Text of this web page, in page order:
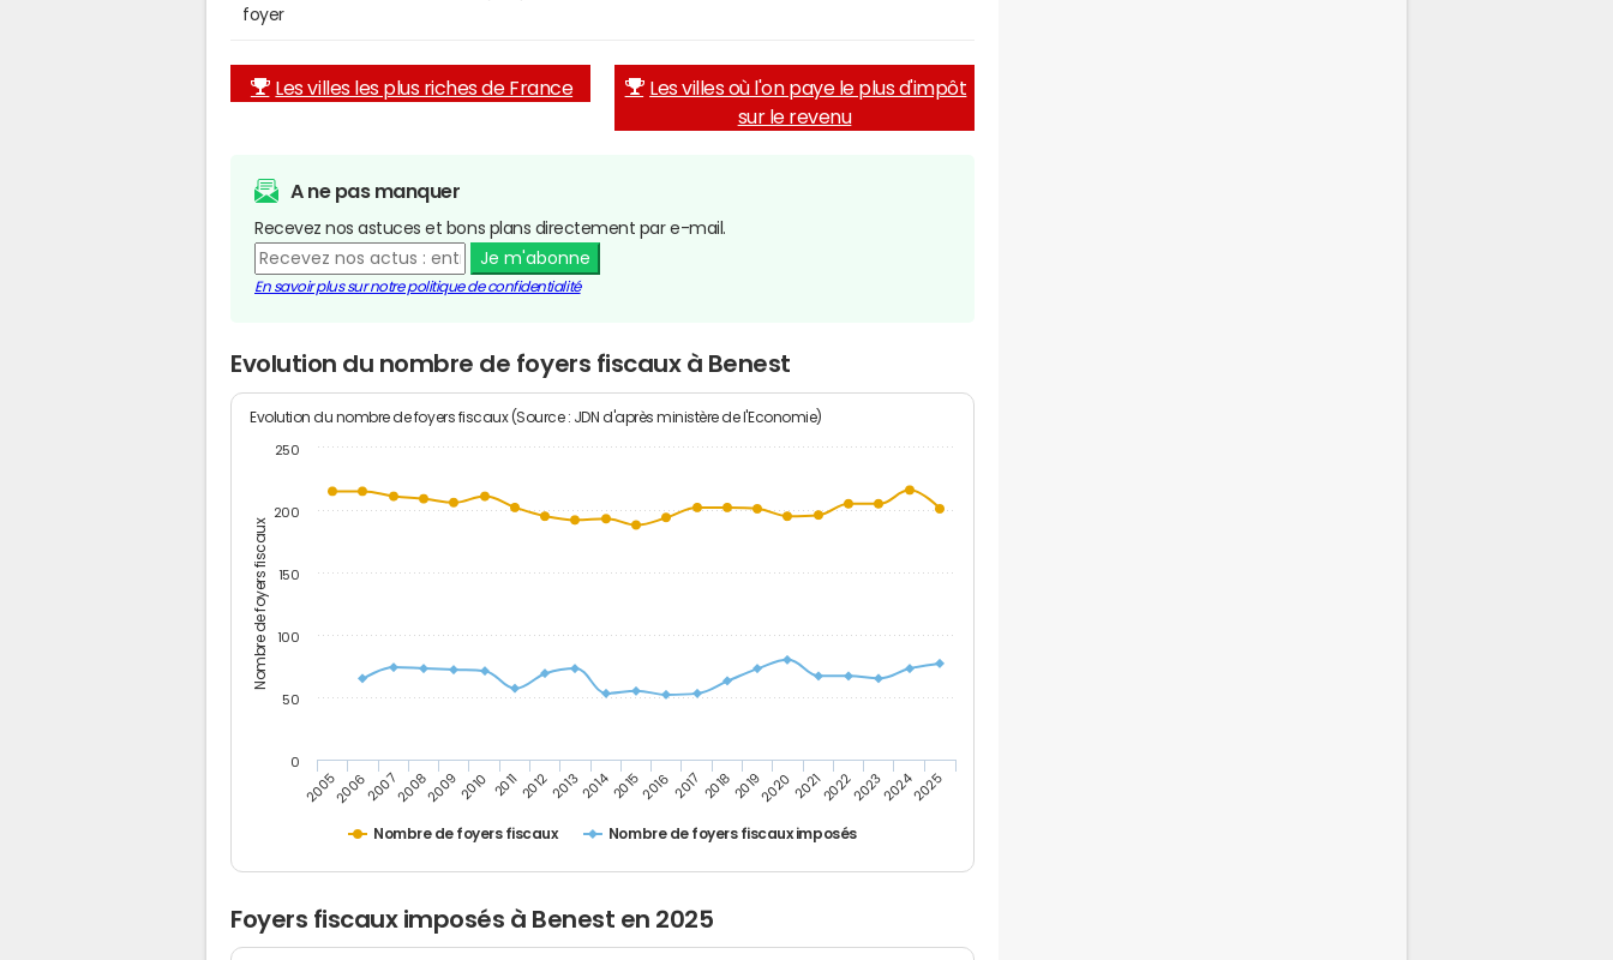
foyer
Les villes les plus riches de France
Les villes où l'on paye le plus d'impôt
sur le revenu
A ne pas manquer
Recevez nos astuces et bons plans directement par e-mail.
Je m'abonne
En savoir plus sur notre politique de confidentialité
Evolution du nombre de foyers fiscaux à Benest
Nombre de foyers fiscaux
Evolution du nombre de foyers fiscaux (Source : JDN d'après ministère de l'Economie)
Nombre de foyers fiscaux Nombre de foyers fiscaux imposés
200520062007200820092010 201120122013201420152016 2017 20182019202020212022202320242025
0
50
100
150
200
250
Foyers fiscaux imposés à Benest en 2025